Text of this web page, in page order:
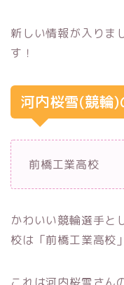
新しい情報が入りま
す！
河内桜雪(競輪)
前橋工業高校
かわいい競輪選手と
校は「前橋工業高校